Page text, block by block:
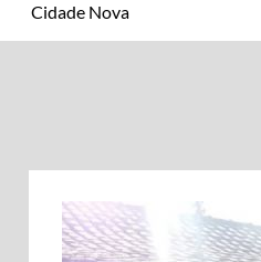
Cidade Nova